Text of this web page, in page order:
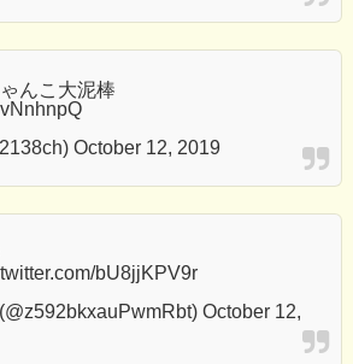
んこ大泥棒
October 12, 2019
bU8jjKPV9r
October 12,